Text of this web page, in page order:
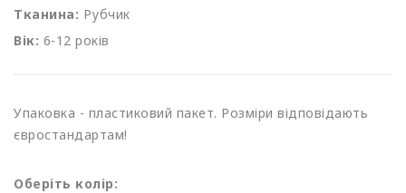
Тканина: Рубчик
Вік: 6-12 років
Упаковка - пластиковий пакет. Розміри відповідають
євростандартам!
Оберіть колір: